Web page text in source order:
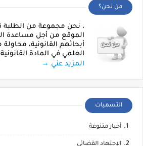
من نحن؟
، نحن مجموعة من الطلبة
الموقع من أجل مساعدة
أبحاثهم القانونية،
العلمي في المادة
المزيد عني →
التسميات
أخبار متنوعة
الإجتهاد القضائي